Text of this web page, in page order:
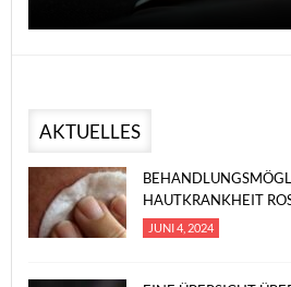
AKTUELLES
HAUTKRANKHEIT
JUNI 4, 2024